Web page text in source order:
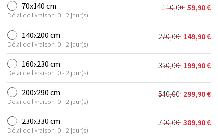
70x140 cm
Délai de livraison: 0 - 2 jour(s)
110,00
Le
prix
initial
était :
110,00 €.
59,90€
Le
prix
actuel
est :
59,90 €.
140x200 cm
Délai de livraison: 0 - 2 jour(s)
270,00
Le
prix
initial
était :
270,00 €.
149,90€
Le
prix
actuel
est :
149,90 €.
160x230 cm
Délai de livraison: 0 - 2 jour(s)
360,00
Le
prix
initial
était :
360,00 €.
199,90€
Le
prix
actuel
est :
199,90 €.
200x290 cm
Délai de livraison: 0 - 2 jour(s)
540,00
Le
prix
initial
était :
299,90€
Le
prix
actuel
est :
230x330 cm
Délai de livraison: 0 - 2 jour(s)
700,00
Le 389,90€
Le